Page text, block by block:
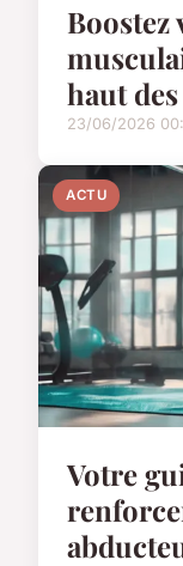
Boostez
haut
23/06/2026
ACTU
Votre